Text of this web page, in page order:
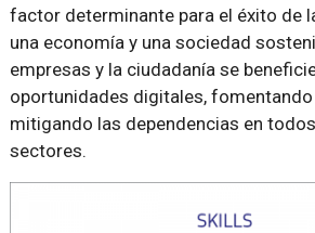
factor determinante para el éxito de
una economía y una sociedad
empresas y la ciudadanía se
oportunidades digitales,
mitigando las dependencias en
sectores.